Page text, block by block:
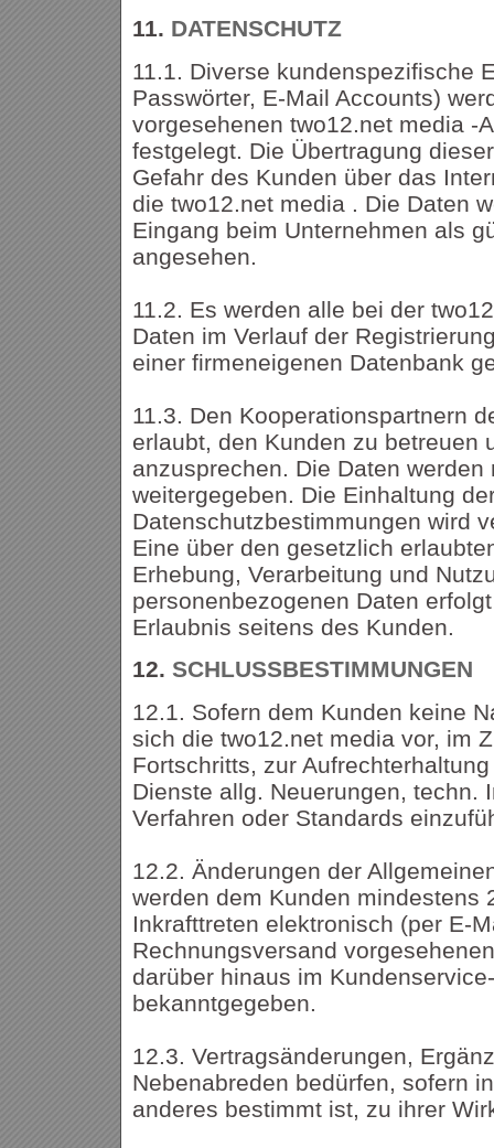
11. DATENSCHUTZ
11.1. Diverse kundenspezifische
Passwörter, E-Mail Accounts)
vorgesehenen two12.net media -
festgelegt. Die Übertragung
Gefahr des Kunden über das
die two12.net media . Die Daten
Eingang beim Unternehmen als
angesehen.
11.2. Es werden alle bei der
Daten im Verlauf der
einer firmeneigenen Datenbank
11.3. Den Kooperationspartnern
erlaubt, den Kunden zu betreuen
anzusprechen. Die Daten werden
weitergegeben. Die Einhaltung
Datenschutzbestimmungen wird
Eine über den gesetzlich
Erhebung, Verarbeitung und
personenbezogenen Daten
Erlaubnis seitens des Kunden.
12. SCHLUSSBESTIMMUNGEN
12.1. Sofern dem Kunden keine
sich die two12.net media vor, im
Fortschritts, zur
Dienste allg. Neuerungen, techn.
Verfahren oder Standards
12.2. Änderungen der
werden dem Kunden mindestens
Inkrafttreten elektronisch (per E-
Rechnungsversand
darüber hinaus im
bekanntgegeben.
12.3. Vertragsänderungen,
Nebenabreden bedürfen, sofern
anderes bestimmt ist, zu ihrer